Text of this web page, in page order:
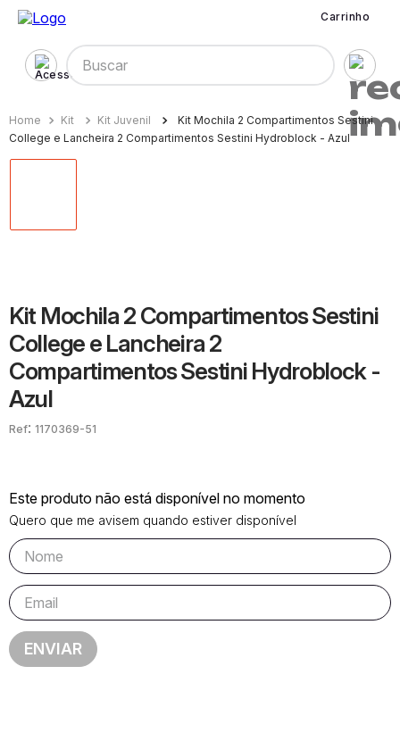
Carrinho
Buscar
Kit Kit Juvenil
Kit Mochila 2 Compartimentos Sestini
College e Lancheira 2 Compartimentos Sestini Hydroblock - Azul
Kit Mochila 2 Compartimentos Sestini
College e Lancheira 2
Compartimentos Sestini Hydroblock -
Azul
: 1170369-51
Este produto não está disponível no momento
Quero que me avisem quando estiver disponível
ENVIAR